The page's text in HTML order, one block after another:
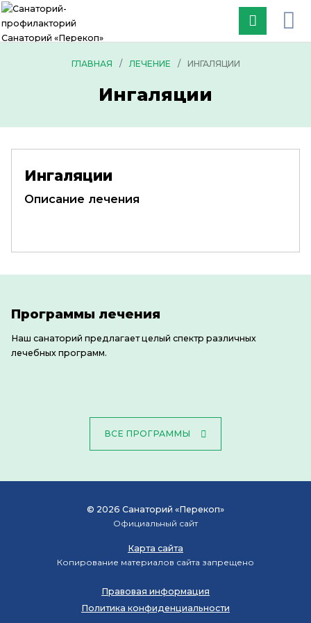
ГЛАВНАЯ / ЛЕЧЕНИЕ / ИНГАЛЯЦИИ
Ингаляции
Ингаляции
Описание лечения
Программы лечения
Наш санаторий предлагает целый спектр различных
лечебных программ.
ВСЕ ПРОГРАММЫ
© 2026 Санаторий «Перекоп»
Официальный сайт
Карта сайта
Копирование материалов сайта запрещено
Правовая информация
Политика конфиденциальности